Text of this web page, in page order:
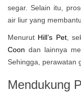
segar. Selain itu,
air liur yang
Menurut Hill’s Pet,
Coon dan lainnya
Sehingga, perawatan
Mendukung